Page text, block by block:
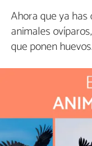
Ahora que ya
animales
que ponen huevos.